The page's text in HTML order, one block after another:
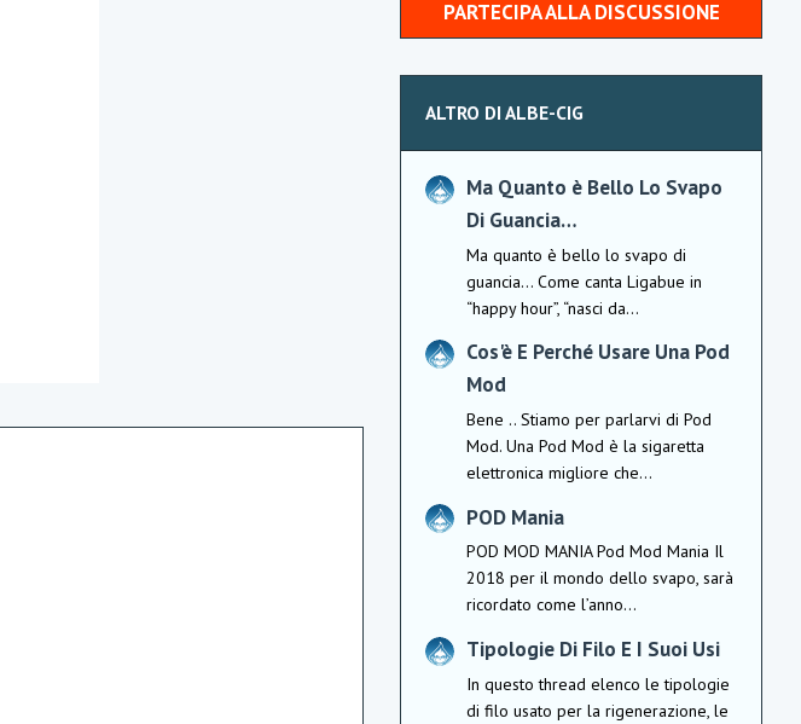
PARTECIPA ALLA DISCUSSIONE
ALTRO DI ALBE-CIG
Ma Quanto è Bello Lo Svapo
Di Guancia…
Ma quanto è bello lo svapo di
guancia… Come canta Ligabue in
“happy hour”, “nasci da...
Cos'è E Perché Usare Una Pod
Mod
Bene .. Stiamo per parlarvi di Pod
Mod. Una Pod Mod è la sigaretta
elettronica migliore che...
POD Mania
POD MOD MANIA Pod Mod Mania Il
2018 per il mondo dello svapo, sarà
ricordato come l’anno...
Tipologie Di Filo E I Suoi Usi
In questo thread elenco le tipologie
di filo usato per la rigenerazione, le